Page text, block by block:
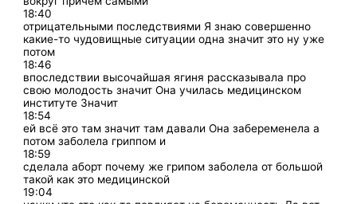
18:40
отрицательными последствиями Я знаю совершенно
какие-то чудовищные ситуации одна значит это ну уже
потом
18:46
впоследствии высочайшая ягиня рассказывала про
свою молодость значит Она училась медицинском
институте Значит
18:54
ей всё это там значит там давали Она забеременела а
потом заболела гриппом и
18:59
сделала аборт почему же грипом заболела от большой
такой как это медицинской
19:04